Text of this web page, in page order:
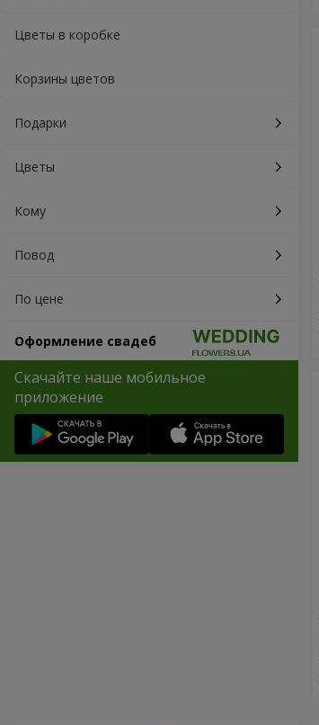
Цветы в коробке
Корзины цветов
Подарки
Цветы
Кому
Повод
По цене
Оформление свадеб
Скачайте наше мобильное
приложение